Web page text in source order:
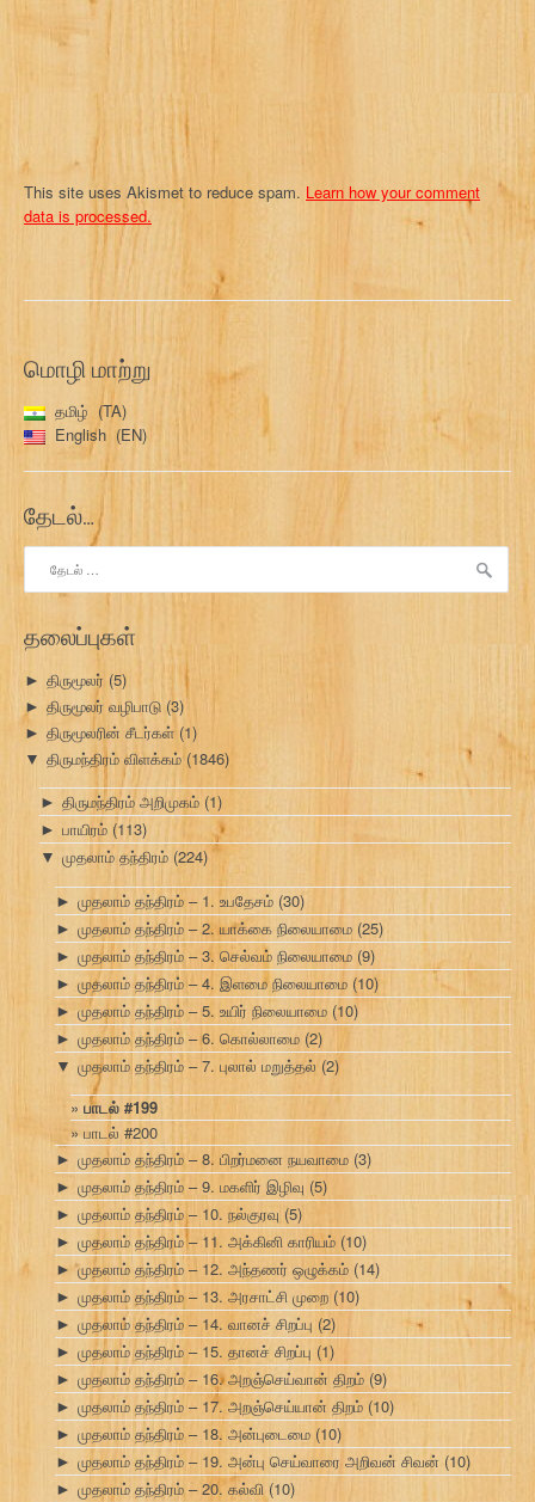
This site uses Akismet to reduce spam. Learn how your comment
data is processed.
மொழி மாற்று
தமிழ்
TA
English
EN
தேடல்…
தேடு:
தலைப்புகள்
► திருமூலர் (5)
► திருமூலர் வழிபாடு (3)
► திருமூலரின் சீடர்கள் (1)
▼ திருமந்திரம் விளக்கம் (1846)
► திருமந்திரம் அறிமுகம் (1)
► பாயிரம் (113)
▼ முதலாம் தந்திரம் (224)
► முதலாம் தந்திரம் – 1. உபதேசம் (30)
► முதலாம் தந்திரம் – 2. யாக்கை நிலையாமை (25)
► முதலாம் தந்திரம் – 3. செல்வம் நிலையாமை (9)
► முதலாம் தந்திரம் – 4. இளமை நிலையாமை (10)
► முதலாம் தந்திரம் – 5. உயிர் நிலையாமை (10)
► முதலாம் தந்திரம் – 6. கொல்லாமை (2)
▼ முதலாம் தந்திரம் – 7. புலால் மறுத்தல் (2)
பாடல் #199
பாடல் #200
► முதலாம் தந்திரம் – 8. பிறர்மனை நயவாமை (3)
► முதலாம் தந்திரம் – 9. மகளிர் இழிவு (5)
► முதலாம் தந்திரம் – 10. நல்குரவு (5)
► முதலாம் தந்திரம் – 11. அக்கினி காரியம் (10)
► முதலாம் தந்திரம் – 12. அந்தணர் ஒழுக்கம் (14)
► முதலாம் தந்திரம் – 13. அரசாட்சி முறை (10)
► முதலாம் தந்திரம் – 14. வானச் சிறப்பு (2)
► முதலாம் தந்திரம் – 15. தானச் சிறப்பு (1)
► முதலாம் தந்திரம் – 16. அறஞ்செய்வான் திறம் (9)
► முதலாம் தந்திரம் – 17. அறஞ்செய்யான் திறம் (10)
► முதலாம் தந்திரம் – 18. அன்புடைமை (10)
► முதலாம் தந்திரம் – 19. அன்பு செய்வாரை அறிவன் சிவன் (10)
► முதலாம் தந்திரம் – 20. கல்வி (10)